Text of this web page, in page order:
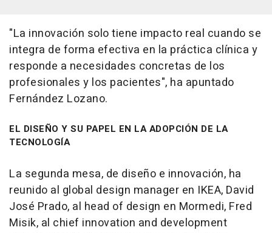
"La innovación solo tiene impacto real cuando se
integra de forma efectiva en la práctica clínica y
responde a necesidades concretas de los
profesionales y los pacientes", ha apuntado
Fernández Lozano.
EL DISEÑO Y SU PAPEL EN LA ADOPCIÓN DE LA
TECNOLOGÍA
La segunda mesa, de diseño e innovación, ha
reunido al global design manager en IKEA, David
José Prado, al head of design en Mormedi, Fred
Misik, al chief innovation and development